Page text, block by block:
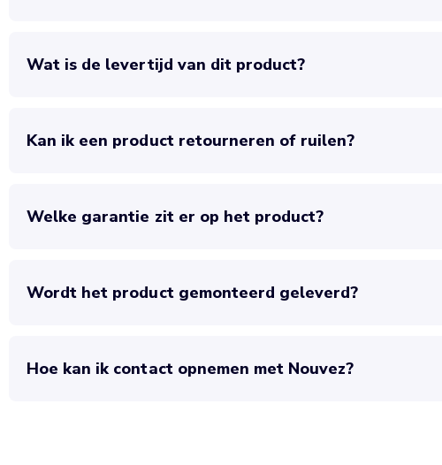
Wat is de levertijd van dit product?
Kan ik een product retourneren of ruilen?
Welke garantie zit er op het product?
Wordt het product gemonteerd geleverd?
Hoe kan ik contact opnemen met Nouvez?